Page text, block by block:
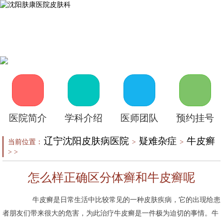
医院简介 学科介绍 医师团队 预约挂号
当前位置： 辽宁沈阳皮肤病医院 > 疑难杂症 > 牛皮癣
> >
怎么样正确区分体癣和牛皮癣呢
牛皮癣是日常生活中比较常见的一种皮肤疾病，它的出现给患
者朋友们带来很大的危害，为此治疗牛皮癣是一件极为迫切的事情。牛